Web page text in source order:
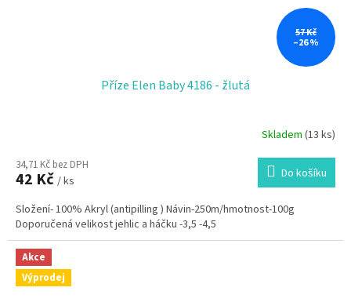
57 Kč
–26 %
Příze Elen Baby 4186 - žlutá
Skladem (13 ks)
34,71 Kč bez DPH
42 Kč / ks Do košíku
Složení- 100% Akryl (antipilling ) Návin-250m/hmotnost-100g
Doporučená velikost jehlic a háčku -3,5 -4,5
Akce
Výprodej